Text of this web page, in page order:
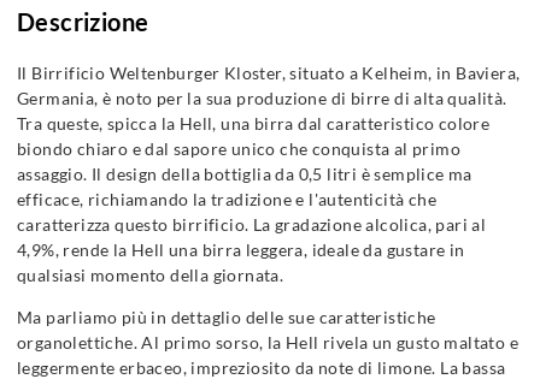
Descrizione
Il Birrificio Weltenburger Kloster, situato a Kelheim, in Baviera,
Germania, è noto per la sua produzione di birre di alta qualità.
Tra queste, spicca la Hell, una birra dal caratteristico colore
biondo chiaro e dal sapore unico che conquista al primo
assaggio. Il design della bottiglia da 0,5 litri è semplice ma
efficace, richiamando la tradizione e l'autenticità che
caratterizza questo birrificio. La gradazione alcolica, pari al
4,9%, rende la Hell una birra leggera, ideale da gustare in
qualsiasi momento della giornata.
Ma parliamo più in dettaglio delle sue caratteristiche
organolettiche. Al primo sorso, la Hell rivela un gusto maltato e
leggermente erbaceo, impreziosito da note di limone. La bassa